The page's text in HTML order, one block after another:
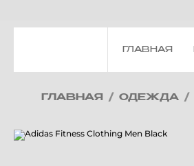
ГЛАВНАЯ
ГЛАВНАЯ / ОДЕЖДА /